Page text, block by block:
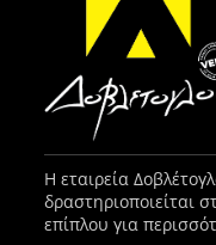
Η εταιρεία
δραστηριοποιείται
επίπλου για